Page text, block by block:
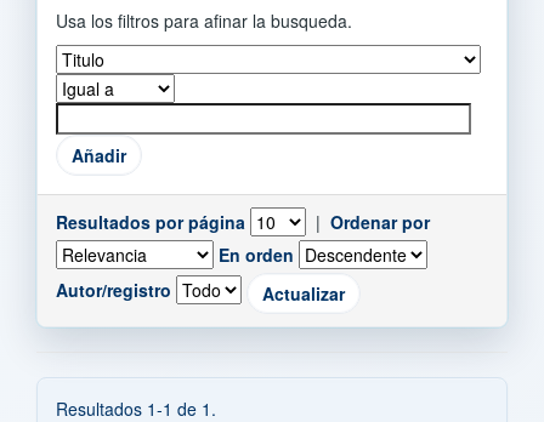
Usa los filtros para afinar la busqueda.
Resultados por página | Ordenar por
En orden
Autor/registro
Resultados 1-1 de 1.